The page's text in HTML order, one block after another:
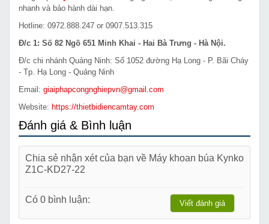
nhanh và bảo hành dài hạn.
Hotline: 0972.888.247 or 0907.513.315
Đ/c 1: Số 82 Ngõ 651 Minh Khai - Hai Bà Trưng - Hà Nội.
Đ/c chi nhánh Quảng Ninh: Số 1052 đường Hạ Long - P. Bãi Cháy
- Tp. Hạ Long - Quảng Ninh
Email: giaiphapcongnghiepvn@gmail.com
Website: https://thietbidiencamtay.com
Đánh giá & Bình luận
Chia sẻ nhận xét của bạn về Máy khoan búa Kynko
Z1C-KD27-22
Có 0 bình luận: Viết đánh giá